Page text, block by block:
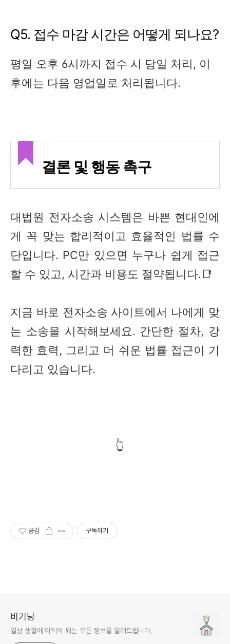
Q5. 접수 마감 시간은 어떻게 되나요?
평일 오후 6시까지 접수 시 당일 처리, 이
후에는 다음 영업일로 처리됩니다.
결론 및 행동 촉구
대법원 전자소송 시스템은 바쁜 현대인에
게 꼭 맞는 합리적이고 효율적인 법률 수
단입니다. PC만 있으면 누구나 쉽게 접근
할 수 있고, 시간과 비용도 절약됩니다.📑
지금 바로 전자소송 사이트에서 나에게 맞
는 소송을 시작해보세요. 간단한 절차, 강
력한 효력, 그리고 더 쉬운 법률 접근이 기
다리고 있습니다.
👆
공감 구독하기
비기닝
일상 생활에 이익이 되는 모든 정보를 알려드립니다.